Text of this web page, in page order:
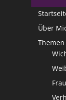
Über
Themen